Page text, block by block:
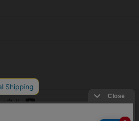
ネル